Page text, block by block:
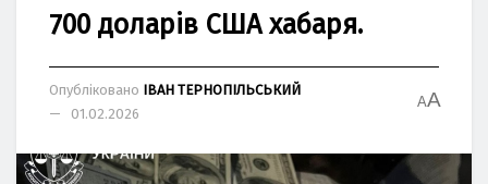
700 долaрів США хaбaря.
Опубліковано ІВАН ТЕРНОПІЛЬСЬКИЙ
01.02.2026
AA